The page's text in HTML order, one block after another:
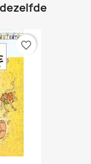
favorite_border